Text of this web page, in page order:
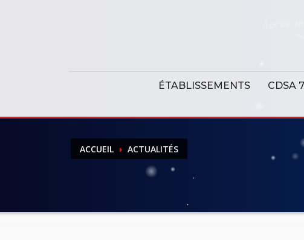
ÉTABLISSEMENTS CDSA
ACCUEIL ACTUALITÉS